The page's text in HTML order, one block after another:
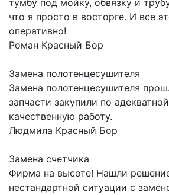
тумбу под мойку, обвязку и
что я просто в восторге. И все
оперативно!
Роман Красный Бор
Замена полотенцесушителя
Замена полотенцесушителя
запчасти закупили по
качественную работу.
Людмила Красный Бор
Замена счетчика
Фирма на высоте! Нашли
нестандартной ситуации с